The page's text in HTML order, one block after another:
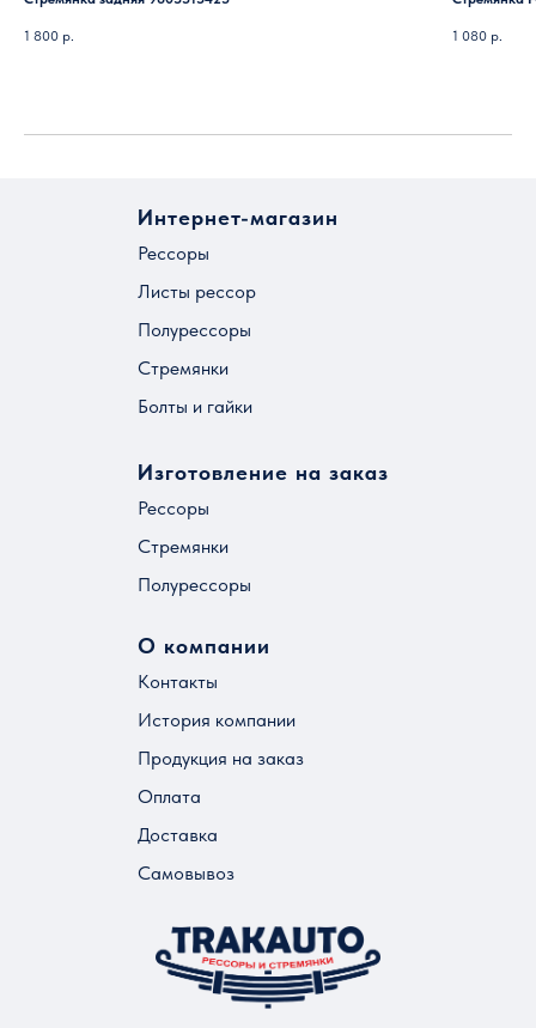
1 800 р. 1 080 р.
Интернет-магазин
Рессоры
Листы рессор
Полурессоры
Стремянки
Болты и гайки
Изготовление на заказ
Рессоры
Стремянки
Полурессоры
О компании
Контакты
История компании
Продукция на заказ
Оплата
Доставка
Самовывоз